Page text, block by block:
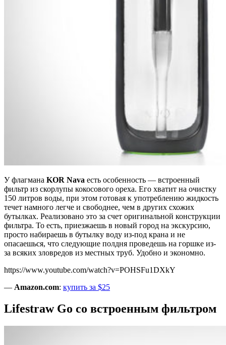
У флагмана KOR Nava есть особенность — встроенный
фильтр из скорлупы кокосового ореха. Его хватит на очистку
150 литров воды, при этом готовая к употреблению жидкость
течет намного легче и свободнее, чем в других схожих
бутылках. Реализовано это за счет оригинальной конструкции
фильтра. То есть, приезжаешь в новый город на экскурсию,
просто набираешь в бутылку воду из-под крана и не
опасаешься, что следующие полдня проведешь на горшке из-
за всяких зловредов из местных труб. Удобно и экономно.
https://www.youtube.com/watch?v=POHSFu1DXkY
— Amazon.com: купить за $25
Lifestraw Go со встроенным фильтром